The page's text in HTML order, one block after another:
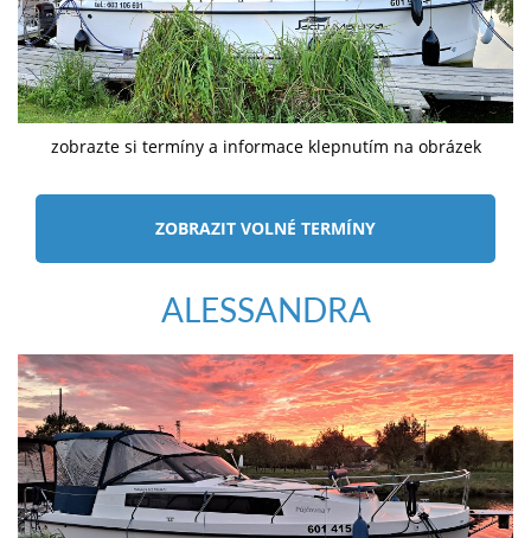
zobrazte si termíny a informace klepnutím na obrázek
ZOBRAZIT VOLNÉ TERMÍNY
ALESSANDRA